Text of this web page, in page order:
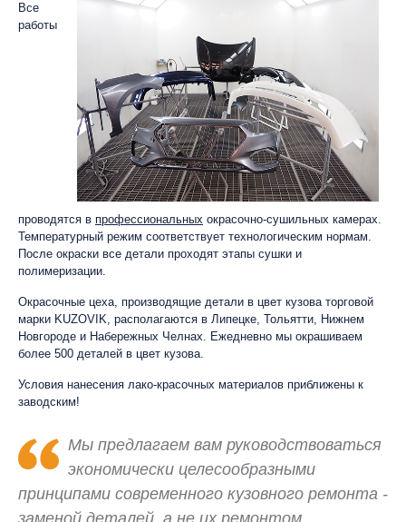
Все
работы
проводятся в профессиональных окрасочно-сушильных камерах.
Температурный режим соответствует технологическим нормам.
После окраски все детали проходят этапы сушки и
полимеризации.
Окрасочные цеха, производящие детали в цвет кузова торговой
марки KUZOVIK, располагаются в Липецке, Тольятти, Нижнем
Новгороде и Набережных Челнах. Ежедневно мы окрашиваем
более 500 деталей в цвет кузова.
Условия нанесения лако-красочных материалов приближены к
заводским!
Мы предлагаем вам руководствоваться
экономически целесообразными
принципами современного кузовного ремонта -
заменой деталей, а не их ремонтом.